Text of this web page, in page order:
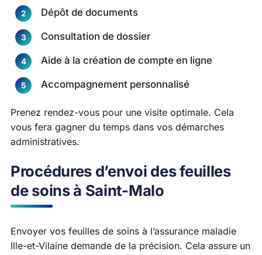
Dépôt de documents
Consultation de dossier
Aide à la création de compte en ligne
Accompagnement personnalisé
Prenez rendez-vous pour une visite optimale. Cela
vous fera gagner du temps dans vos démarches
administratives.
Procédures d’envoi des feuilles
de soins à Saint-Malo
Envoyer vos feuilles de soins à l’assurance maladie
Ille-et-Vilaine demande de la précision. Cela assure un